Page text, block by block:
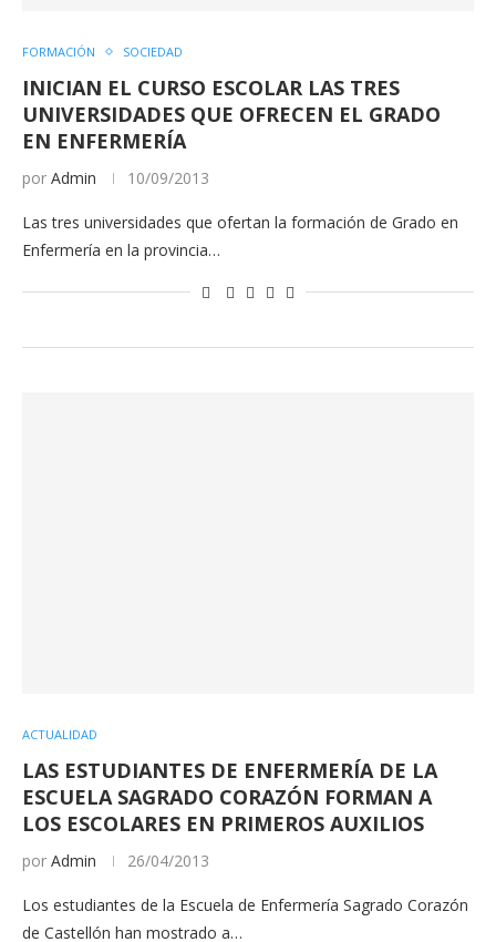
FORMACIÓN SOCIEDAD
INICIAN EL CURSO ESCOLAR LAS TRES
UNIVERSIDADES QUE OFRECEN EL GRADO
EN ENFERMERÍA
por Admin 10/09/2013
Las tres universidades que ofertan la formación de Grado en
Enfermería en la provincia…
ACTUALIDAD
LAS ESTUDIANTES DE ENFERMERÍA DE LA
ESCUELA SAGRADO CORAZÓN FORMAN A
LOS ESCOLARES EN PRIMEROS AUXILIOS
por Admin 26/04/2013
Los estudiantes de la Escuela de Enfermería Sagrado Corazón
de Castellón han mostrado a…